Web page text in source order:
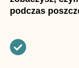
podczas